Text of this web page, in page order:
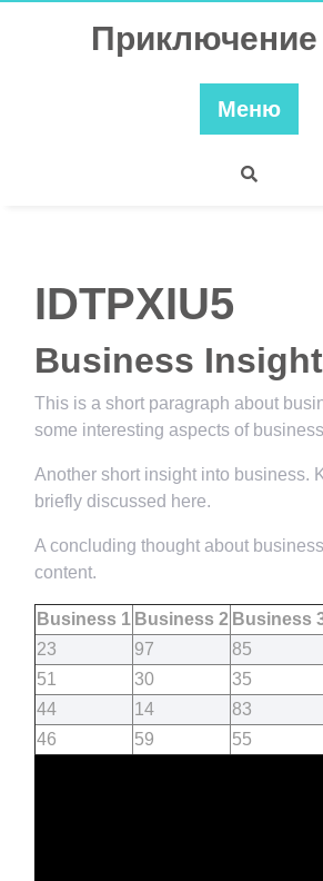
Меню
IDTPXIU5
Business
This is a short paragraph about
some interesting aspects of
Another short insight into business.
briefly discussed here.
A concluding thought about
content.
Business 1 Business 2 Business
23
97
85
51
30
35
44
14
83
46
59 55